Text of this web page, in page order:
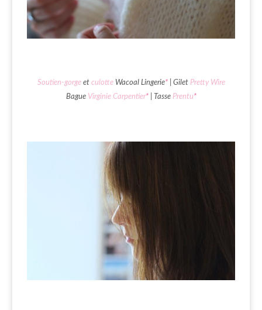
Soutien-gorgeet culotteWacoal Lingerie*| Gilet Pretty Wire
Bague Virginie Carpentier*| Tasse Prentu*